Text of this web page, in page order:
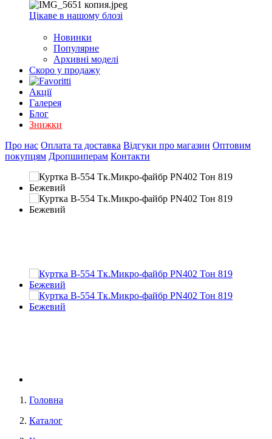
Цікаве в нашому блозі
Новинки
Популярне
Архивні моделі
Скоро у продажу
Акції
Галерея
Блог
Знижки
Про нас Оплата та доставка Відгуки про магазин Оптовим
покупцям Дропшиперам Контакти
Головна
Каталог